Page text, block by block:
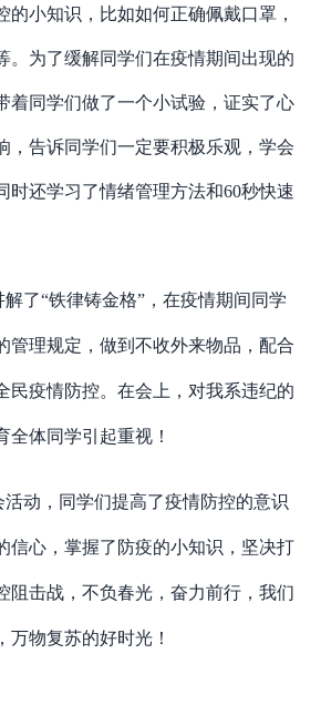
的小知识，比如如何正确佩戴口罩，
。为了缓解同学们在疫情期间出现的
着同学们做了一个小试验，证实了心
，告诉同学们一定要积极乐观，学会
时还学习了情绪管理方法和60秒快速
了“铁律铸金格”，在疫情期间同学
管理规定，做到不收外来物品，配合
民疫情防控。在会上，对我系违纪的
全体同学引起重视！
动，同学们提高了疫情防控的意识
信心，掌握了防疫的小知识，坚决打
阻击战，不负春光，奋力前行，我们
万物复苏的好时光！